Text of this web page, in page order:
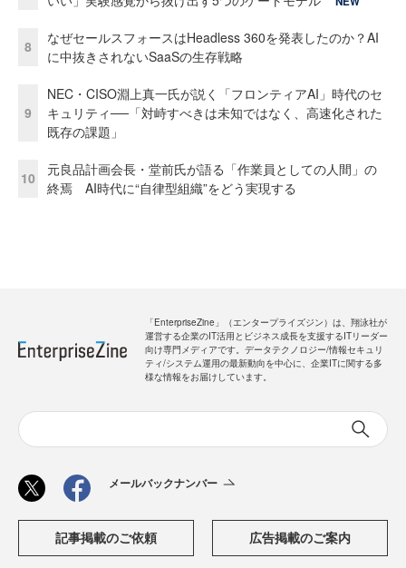
8
なぜセールスフォースはHeadless 360を発表したのか？AI
に中抜きされないSaaSの生存戦略
9
NEC・CISO淵上真一氏が説く「フロンティアAI」時代のセ
キュリティ──「対峙すべきは未知ではなく、高速化された
既存の課題」
10
元良品計画会長・堂前氏が語る「作業員としての人間」の
終焉 AI時代に“自律型組織”をどう実現する
「EnterpriseZine」（エンタープライズジン）は、翔泳社が
運営する企業のIT活用とビジネス成長を支援するITリーダー
向け専門メディアです。データテクノロジー/情報セキュリ
ティ/システム運用の最新動向を中心に、企業ITに関する多
様な情報をお届けしています。
メールバックナンバー
記事掲載のご依頼 広告掲載のご案内